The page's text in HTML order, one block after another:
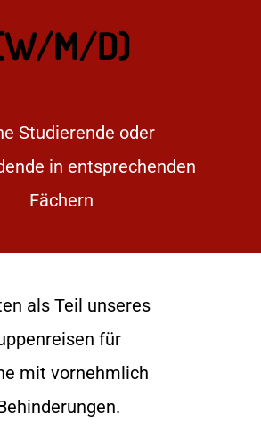
M/D)
Studierende oder
in entsprechenden
Fächern
als Teil unseres
für
mit vornehmlich